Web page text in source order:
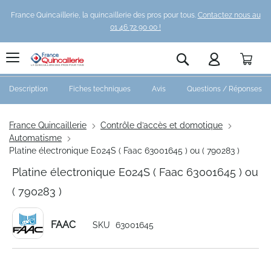
France Quincaillerie, la quincaillerie des pros pour tous. Contactez nous au
01 46 72 90 00 !
Rechercher
France Quincaillerie
Contrôle d’accès et domotique
Automatisme
Platine électronique E024S ( Faac 63001645 ) ou ( 790283 )
Platine électronique E024S ( Faac 63001645 ) ou
( 790283 )
FAAC SKU 63001645
Description Fiches techniques Avis Questions / Réponses